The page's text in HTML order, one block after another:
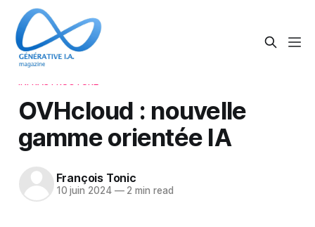
OVHcloud : nouvelle
gamme orientée IA
François Tonic
10 juin 2024 —2 min read